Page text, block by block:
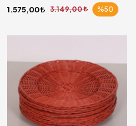
1.575,00 3.149,00 %50